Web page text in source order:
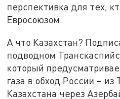
перспективка для тех,
Евросоюзом.
А что Казахстан?
подводном
который
газа в обход России – из
Казахстана через